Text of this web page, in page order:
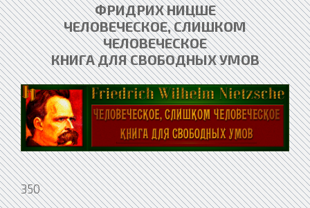
ФРИДРИХ НИЦШЕ
ЧЕЛОВЕЧЕСКОЕ, СЛИШКОМ
ЧЕЛОВЕЧЕСКОЕ
КНИГА ДЛЯ СВОБОДНЫХ УМОВ
350